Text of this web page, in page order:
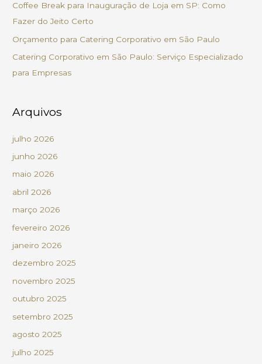
p
o
r
:
Coffee Break para Inauguração de Loja em SP: Como
Fazer do Jeito Certo
Orçamento para Catering Corporativo em São Paulo
Catering Corporativo em São Paulo: Serviço Especializado
para Empresas
Arquivos
julho 2026
junho 2026
maio 2026
abril 2026
março 2026
fevereiro 2026
janeiro 2026
dezembro 2025
novembro 2025
outubro 2025
setembro 2025
agosto 2025
julho 2025